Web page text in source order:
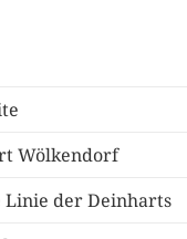
Wölkendorf
der Deinharts